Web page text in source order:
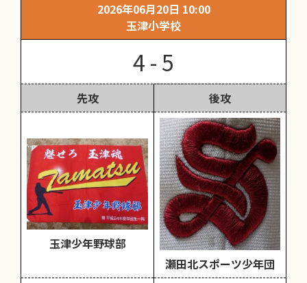
2026年06月20日 10:00
玉津小学校
4 - 5
先攻 後攻
玉津少年野球部
瀬田北スポーツ少年団